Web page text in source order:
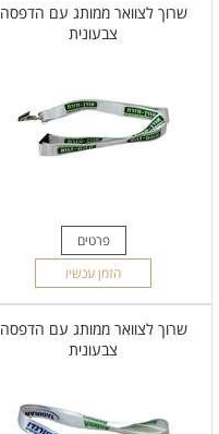
שרוך לצוואר ממותג עם הדפסה
צבעונית
פרטים
הזמן עכשיו
שרוך לצוואר ממותג עם הדפסה
צבעונית